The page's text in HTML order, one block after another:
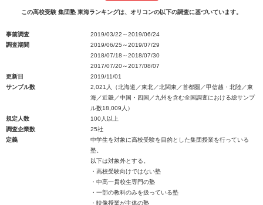
この高校受験 集団塾 東海ランキングは、オリコンの以下の調査に基づいています。
事前調査
2019/03/22～2019/06/24
調査期間
2019/06/25～2019/07/29
2018/07/18～2018/07/30
2017/07/20～2017/08/07
更新日
2019/11/01
サンプル数
2,021人（北海道／東北／北関東／首都圏／甲信越・北陸／東
海／近畿／中国・四国／九州を含む全国調査における総サンプ
ル数18,009人）
規定人数
100人以上
調査企業数
25社
定義
中学生を対象に高校受験を目的とした集団授業を行っている
塾。
以下は対象外とする。
・高校受験向けではない塾
・中高一貫校生専門の塾
・一部の教科のみを扱っている塾
・映像授業が主体の塾